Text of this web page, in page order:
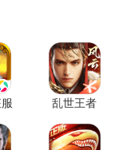
在外交、内政、
助型武将。具体
乱世王者
2.1.18.888
手机版